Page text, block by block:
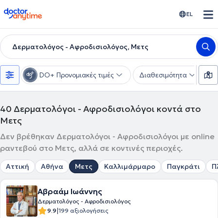
doctoranytime EL
Δερματολόγος - Αφροδισιολόγος, Μετς
DO+ Προνομιακές τιμές Διαθεσιμότητα
40 Δερματολόγοι - Αφροδισιολόγοι κοντά στο
Μετς
Δεν βρέθηκαν Δερματολόγοι - Αφροδισιολόγοι με online
ραντεβού στο Μετς, αλλά σε κοντινές περιοχές.
Αττική Αθήνα Μετς Καλλιμάρμαρο Παγκράτι
Αβραάμ Ιωάννης
Δερματολόγος - Αφροδισιολόγος
9.9|199 αξιολογήσεις